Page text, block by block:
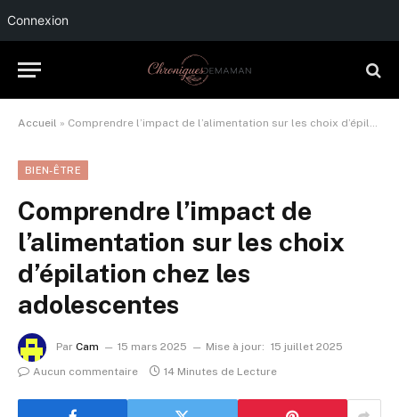
Connexion
Accueil » Comprendre l’impact de l’alimentation sur les choix d’épilation chez les adolescentes
BIEN-ÊTRE
Comprendre l’impact de
l’alimentation sur les choix
d’épilation chez les
adolescentes
Par Cam 15 mars 2025 Mise à jour: 15 juillet 2025
Aucun commentaire
14 Minutes de Lecture